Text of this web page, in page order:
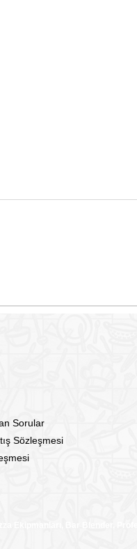
Sorular
Sözleşmesi